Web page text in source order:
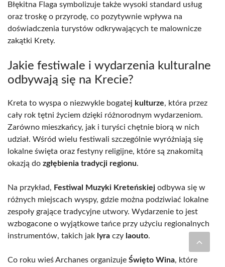
Błękitna Flaga symbolizuje także wysoki standard usług
oraz troskę o przyrodę, co pozytywnie wpływa na
doświadczenia turystów odkrywających te malownicze
zakątki Krety.
Jakie festiwale i wydarzenia kulturalne
odbywają się na Krecie?
Kreta to wyspa o niezwykle bogatej kulturze, która przez
cały rok tętni życiem dzięki różnorodnym wydarzeniom.
Zarówno mieszkańcy, jak i turyści chętnie biorą w nich
udział. Wśród wielu festiwali szczególnie wyróżniają się
lokalne święta oraz festyny religijne, które są znakomitą
okazją do zgłębienia tradycji regionu.
Na przykład, Festiwal Muzyki Kreteńskiej odbywa się w
różnych miejscach wyspy, gdzie można podziwiać lokalne
zespoły grające tradycyjne utwory. Wydarzenie to jest
wzbogacone o wyjątkowe tańce przy użyciu regionalnych
instrumentów, takich jak lyra czy laouto.
Co roku wieś Archanes organizuje Święto Wina, które